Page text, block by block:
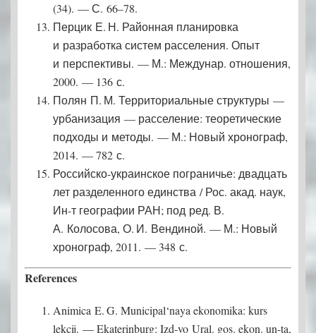
(34). — С. 66–78.
Перцик Е. Н. Районная планировка
и разработка систем расселения. Опыт
и перспективы. — М.: Меж­дунар. отношения,
2000. — 136 с.
Полян П. М. Территориальные структуры —
урбанизация — расселение: теоретические
подходы и методы. — М.: Новый хронограф,
2014. — 782 с.
Российско-украинское пограничье: двадцать
лет разделенного единства / Рос. акад. наук,
Ин-т географии РАН; под ред. В.
А. Колосова, О. И. Вендиной. — М.: Новый
хронограф, 2011. — 348 с.
References
Animica E. G. Municipal‘naya ekonomika: kurs
lekcij. — Ekaterinburg: Izd-vo Ural. gos. ekon. un-ta,